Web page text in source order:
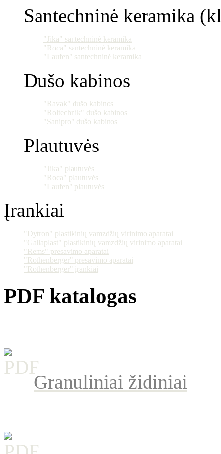
Santechninė keramika
"Jika" santechninė keramika
"Roca" santechninė keramika
"Laufen" santechninė keramika
Dušo kabinos
"Ravak" dušo kabinos
"Roltechnik" dušo kabinos
"Sanipro" dušo kabinos
Plautuvės
"Jika" plautuvės
"Roca" plautuvės
"Laufen" plautuvės
Įrankiai
"Dytron" plastikinių vamzdžių virinimo aparatai
"Gallaplast" plastikinių vamzdžių virinimo aparatai
"Rems" presavimo aparatai
"Rothenberger" presavimo aparatai
"Rothenberger" įrankiai
PDF katalogas
Granuliniai židiniai